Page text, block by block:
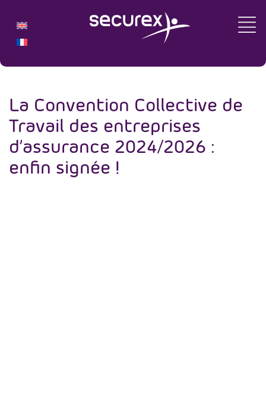
La Convention Collective de
Travail des entreprises
d’assurance 2024/2026 :
enfin signée !